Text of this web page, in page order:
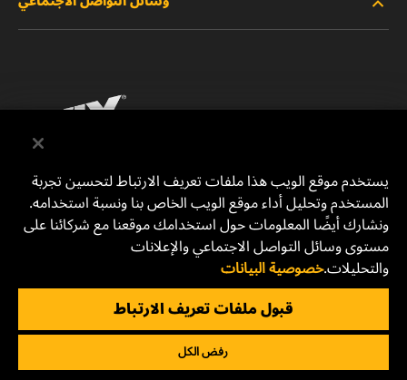
المنتجات المتوقفة/المستبدلة
الوظائف
إشعار قانوني
الطباعة
للتواصل معنا
يوتيوب
MANN+HUMMEL Middle East FZE
DAFZA (Dubai Airport Free Zone)
P.O.Box. 293882 - Dubai, U.A.E
mhae.pmservices@mann-hummel.com
يستخدم موقع الويب هذا ملفات تعريف الارتباط لتحسين تجربة
المستخدم وتحليل أداء موقع الويب الخاص بنا ونسبة استخدامه.
ونشارك أيضًا المعلومات حول استخدامك موقعنا مع شركائنا على
مستوى وسائل التواصل الاجتماعي والإعلانات
والتحليلات.خصوصية البيانات
قبول ملفات تعريف الارتباط
رفض الكل